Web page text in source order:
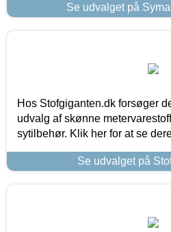
Se udvalget på
Hos Stofgiganten.dk forsøger
udvalg af skønne
sytilbehør. Klik her for at se
Se udvalget på